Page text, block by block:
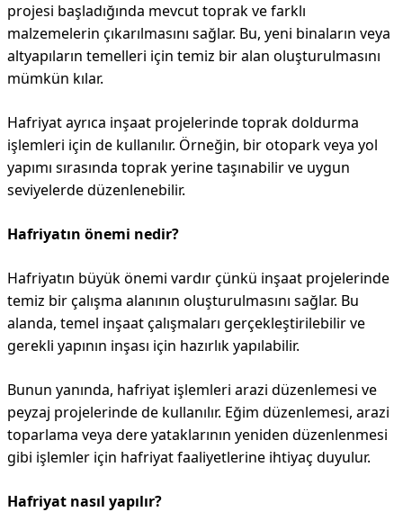
projesi başladığında mevcut toprak ve farklı
malzemelerin çıkarılmasını sağlar. Bu, yeni binaların veya
altyapıların temelleri için temiz bir alan oluşturulmasını
mümkün kılar.
Hafriyat ayrıca inşaat projelerinde toprak doldurma
işlemleri için de kullanılır. Örneğin, bir otopark veya yol
yapımı sırasında toprak yerine taşınabilir ve uygun
seviyelerde düzenlenebilir.
Hafriyatın önemi nedir?
Hafriyatın büyük önemi vardır çünkü inşaat projelerinde
temiz bir çalışma alanının oluşturulmasını sağlar. Bu
alanda, temel inşaat çalışmaları gerçekleştirilebilir ve
gerekli yapının inşası için hazırlık yapılabilir.
Bunun yanında, hafriyat işlemleri arazi düzenlemesi ve
peyzaj projelerinde de kullanılır. Eğim düzenlemesi, arazi
toparlama veya dere yataklarının yeniden düzenlenmesi
gibi işlemler için hafriyat faaliyetlerine ihtiyaç duyulur.
Hafriyat nasıl yapılır?